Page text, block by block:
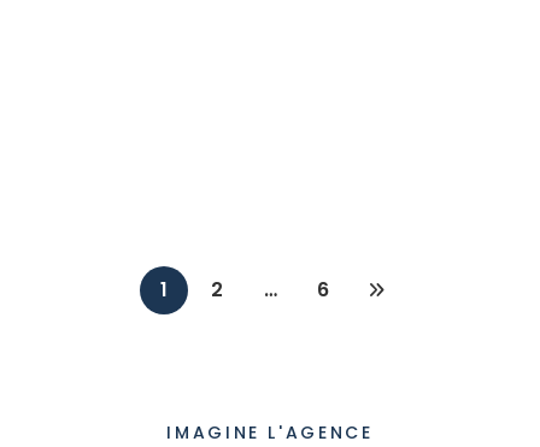
1 2 … 6
IMAGINE L'AGENCE